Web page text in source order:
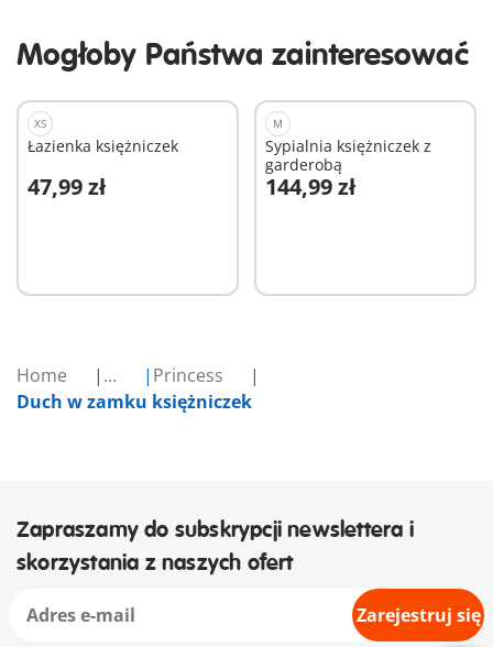
Home ...
Princess
Duch w zamku księżniczek
Mogłoby Państwa zainteresować
XS
Łazienka księżniczek
47,99 zł
Dodaj do koszyka
M
Sypialnia księżniczek z
garderobą
144,99 zł
Dodaj do koszyka
Zapraszamy do subskrypcji newslettera i
skorzystania z naszych ofert
Zarejestruj się